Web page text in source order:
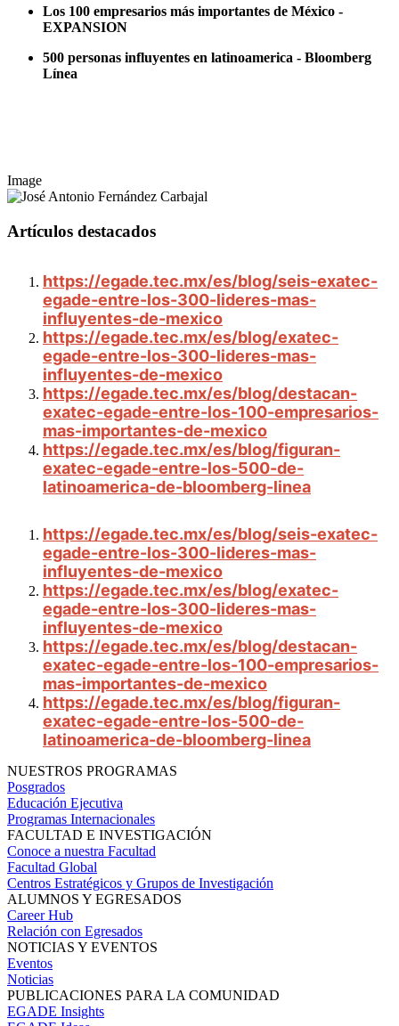
Los 100 empresarios más importantes de México -
EXPANSION
500 personas influyentes en latinoamerica - Bloomberg
Línea
Image
Artículos destacados
https://egade.tec.mx/es/blog/seis-exatec-
egade-entre-los-300-lideres-mas-
influyentes-de-mexico
https://egade.tec.mx/es/blog/exatec-
egade-entre-los-300-lideres-mas-
influyentes-de-mexico
https://egade.tec.mx/es/blog/destacan-
exatec-egade-entre-los-100-empresarios-
mas-importantes-de-mexico
https://egade.tec.mx/es/blog/figuran-
exatec-egade-entre-los-500-de-
latinoamerica-de-bloomberg-linea
https://egade.tec.mx/es/blog/seis-exatec-
egade-entre-los-300-lideres-mas-
influyentes-de-mexico
https://egade.tec.mx/es/blog/exatec-
egade-entre-los-300-lideres-mas-
influyentes-de-mexico
https://egade.tec.mx/es/blog/destacan-
exatec-egade-entre-los-100-empresarios-
mas-importantes-de-mexico
https://egade.tec.mx/es/blog/figuran-
exatec-egade-entre-los-500-de-
latinoamerica-de-bloomberg-linea
NUESTROS PROGRAMAS
Posgrados
Educación Ejecutiva
Programas Internacionales
FACULTAD E INVESTIGACIÓN
Conoce a nuestra Facultad
Facultad Global
Centros Estratégicos y Grupos de Investigación
ALUMNOS Y EGRESADOS
Career Hub
Relación con Egresados
NOTICIAS Y EVENTOS
Eventos
Noticias
PUBLICACIONES PARA LA COMUNIDAD
EGADE Insights